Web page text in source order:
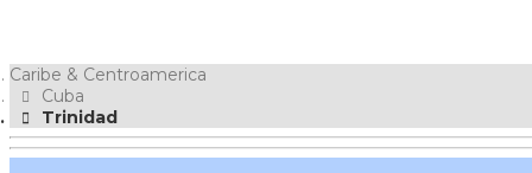
Caribe & Centroamerica
Cuba
Trinidad